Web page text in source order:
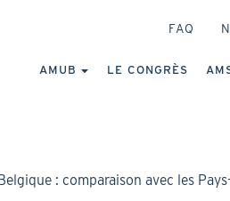
FAQ
PRINCIPALE
AMUB LE CONGRÈS
: comparaison avec les